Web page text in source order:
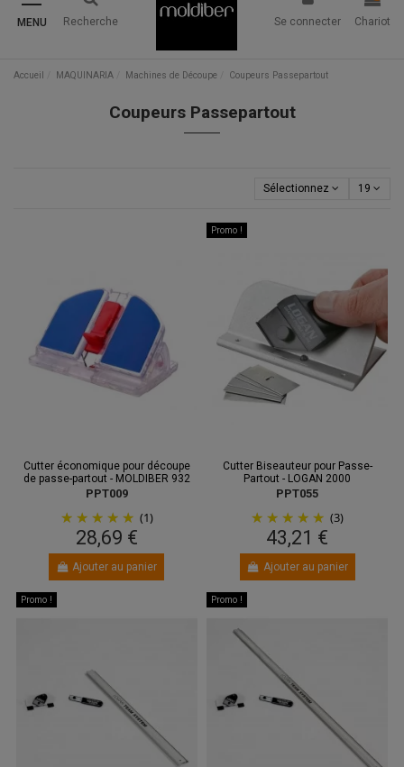
MENU Recherche Se connecter Chariot
Accueil MAQUINARIA Machines de Découpe Coupeurs Passepartout
Coupeurs Passepartout
Sélectionnez 19
Cutter économique pour découpe
de passe-partout - MOLDIBER 932
PPT009
(1)
28,69 €
Ajouter au panier
Promo !
Cutter Biseauteur pour Passe-
Partout - LOGAN 2000
PPT055
(3)
43,21 €
Ajouter au panier
Promo ! Promo !